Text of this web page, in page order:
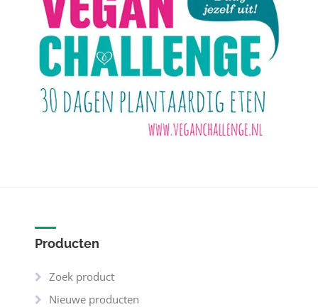
Producten
Zoek product
Nieuwe producten